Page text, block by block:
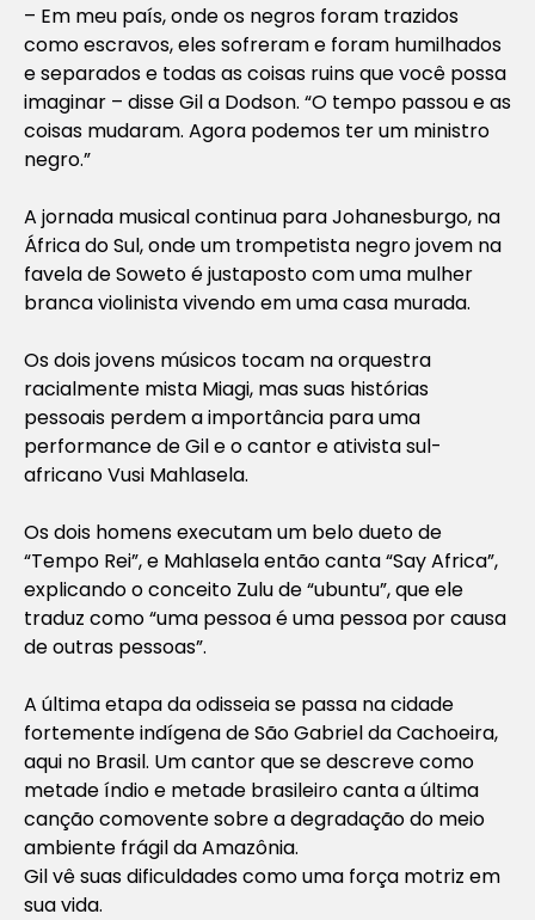
– Em meu país, onde os negros foram trazidos
como escravos, eles sofreram e foram humilhados
e separados e todas as coisas ruins que você possa
imaginar – disse Gil a Dodson. “O tempo passou e as
coisas mudaram. Agora podemos ter um ministro
negro.”
A jornada musical continua para Johanesburgo, na
África do Sul, onde um trompetista negro jovem na
favela de Soweto é justaposto com uma mulher
branca violinista vivendo em uma casa murada.
Os dois jovens músicos tocam na orquestra
racialmente mista Miagi, mas suas histórias
pessoais perdem a importância para uma
performance de Gil e o cantor e ativista sul-
africano Vusi Mahlasela.
Os dois homens executam um belo dueto de
“Tempo Rei”, e Mahlasela então canta “Say Africa”,
explicando o conceito Zulu de “ubuntu”, que ele
traduz como “uma pessoa é uma pessoa por causa
de outras pessoas”.
A última etapa da odisseia se passa na cidade
fortemente indígena de São Gabriel da Cachoeira,
aqui no Brasil. Um cantor que se descreve como
metade índio e metade brasileiro canta a última
canção comovente sobre a degradação do meio
ambiente frágil da Amazônia.
Gil vê suas dificuldades como uma força motriz em
sua vida.